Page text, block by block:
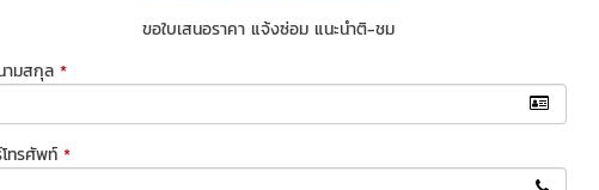
ขอใบเสนอราคา แจ้งซ่อม แนะนำติ-ชม
มสกุล *
โทรศัพท์ *